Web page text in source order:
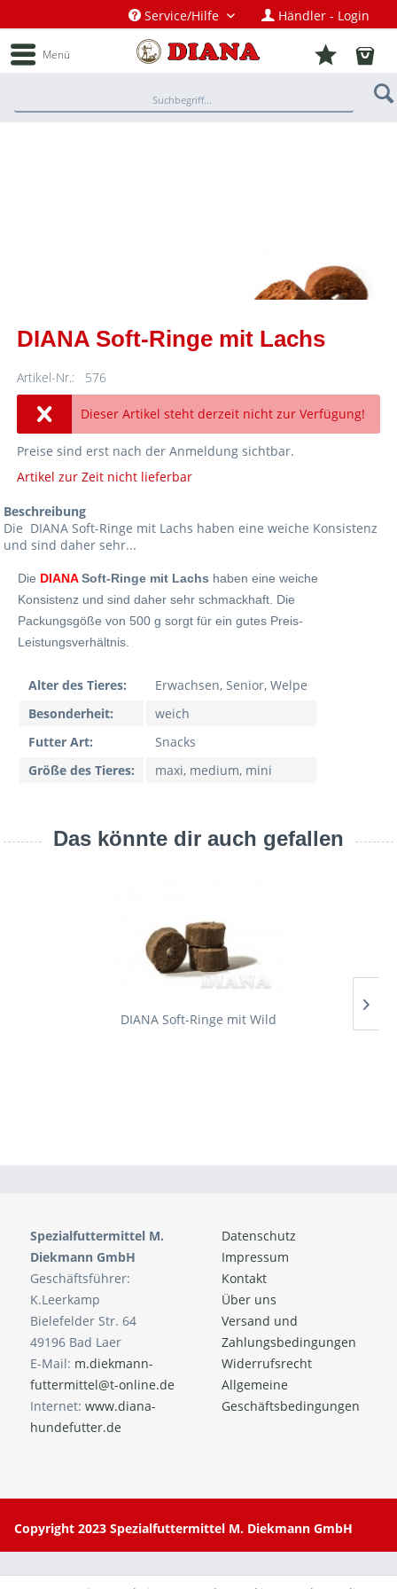
Service/Hilfe Händler - Login
Menü
DIANA Soft-Ringe mit Lachs
Artikel-Nr.: 576
Dieser Artikel steht derzeit nicht zur Verfügung!
Preise sind erst nach der Anmeldung sichtbar.
Artikel zur Zeit nicht lieferbar
Beschreibung
Die DIANA Soft-Ringe mit Lachs haben eine weiche Konsistenz
und sind daher sehr...
Die DIANASoft-Ringe mit Lachs haben eine weiche
Konsistenz und sind daher sehr schmackhaft. Die
Packungsgöße von 500 g sorgt für ein gutes Preis-
Leistungsverhältnis.
Alter des Tieres:
Erwachsen, Senior, Welpe
Besonderheit:
weich
Futter Art:
Snacks
Größe des Tieres:
maxi, medium, mini
Das könnte dir auch gefallen
DIANA Soft-Ringe mit Wild
Datenschutz
Impressum
Kontakt
Über uns
Versand und
Zahlungsbedingungen
Widerrufsrecht
Allgemeine
Geschäftsbedingungen
Spezialfuttermittel M.
Diekmann GmbH
Geschäftsführer:
K.Leerkamp
Bielefelder Str. 64
49196 Bad Laer
E-Mail: m.diekmann-
futtermittel@t-online.de
Internet: www.diana-
hundefutter.de
Copyright 2023 Spezialfuttermittel M. Diekmann GmbH